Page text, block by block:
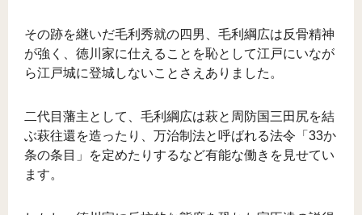
その跡を継いだ毛利秀就の四男、毛利綱広は反骨精神
が強く、徳川家に仕えることを恥として江戸にいなが
ら江戸城に登城しないことさえありました。
二代目藩主として、毛利綱広は萩と周防国三田尻を結
ぶ萩往還を造ったり、万治制法と呼ばれる法令「33か
条の条目」を定めたりするなど有能な働きを見せてい
ます。